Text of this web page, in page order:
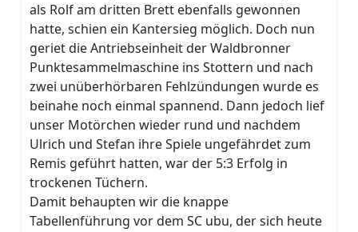
als Rolf am dritten Brett ebenfalls gewonnen
hatte, schien ein Kantersieg möglich. Doch nun
geriet die Antriebseinheit der Waldbronner
Punktesammelmaschine ins Stottern und nach
zwei unüberhörbaren Fehlzündungen wurde es
beinahe noch einmal spannend. Dann jedoch lief
unser Motörchen wieder rund und nachdem
Ulrich und Stefan ihre Spiele ungefährdet zum
Remis geführt hatten, war der 5:3 Erfolg in
trockenen Tüchern.
Damit behaupten wir die knappe
Tabellenführung vor dem SC ubu, der sich heute